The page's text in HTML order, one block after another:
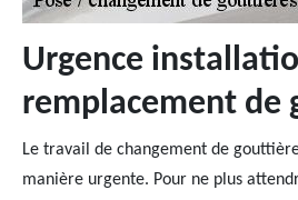
Urgence
remplacement de
Le travail de changement de
manière urgente. Pour ne plus